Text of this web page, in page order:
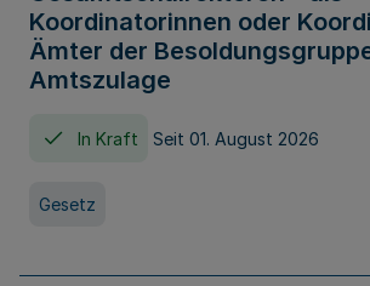
Koordinatorinnen oder
Ämter der
Amtszulage
In Kraft Seit 01. August 2026
Gesetz